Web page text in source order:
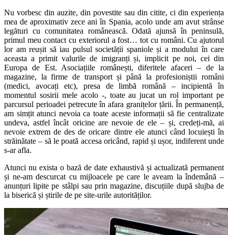
Nu vorbesc din auzite, din povestite sau din citite, ci din experiența
mea de aproximativ zece ani în Spania, acolo unde am avut strânse
legături cu comunitatea românească. Odată ajunsă în peninsulă,
primul meu contact cu exteriorul a fost… tot cu români. Cu ajutorul
lor am reușit să iau pulsul societății spaniole și a modului în care
aceasta a primit valurile de imigranți și, implicit pe noi, cei din
Europa de Est. Asociațiile românești, diferitele afaceri – de la
magazine, la firme de transport și până la profesioniștii români
(medici, avocați etc), presa de limbă română – incipientă în
momentul sosirii mele acolo -, toate au jucat un rol important pe
parcursul perioadei petrecute în afara granițelor țării. În permanență,
am simțit atunci nevoia ca toate aceste informații să fie centralizate
undeva, astfel încât oricine are nevoie de ele – și, credeți-mă, ai
nevoie extrem de des de oricare dintre ele atunci când locuiești în
străinătate – să le poată accesa oricând, rapid și ușor, indiferent unde
s-ar afla.
Atunci nu exista o bază de date exhaustivă și actualizată permanent
și ne-am descurcat cu mijloacele pe care le aveam la îndemână –
anunțuri lipite pe stâlpi sau prin magazine, discuțiile după slujba de
la biserică și știrile de pe site-urile autorităților.